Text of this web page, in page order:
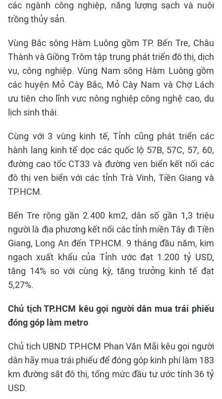
các ngành công nghiệp, năng lượng sạch và nuôi
trồng thủy sản.
Vùng Bắc sông Hàm Luông gồm TP. Bến Tre, Châu
Thành và Giồng Trôm tập trung phát triển đô thị, dịch
vụ, công nghiệp. Vùng Nam sông Hàm Luông gồm
các huyện Mỏ Cày Bắc, Mỏ Cày Nam và Chợ Lách
ưu tiên cho lĩnh vực nông nghiệp công nghệ cao, du
lịch sinh thái.
Cùng với 3 vùng kinh tế, Tỉnh cũng phát triển các
hành lang kinh tế dọc các quốc lộ 57B, 57C, 57, 60,
đường cao tốc CT33 và đường ven biển kết nối các
đô thị ven biển với các tỉnh Trà Vinh, Tiền Giang và
TP.HCM.
Bến Tre rộng gần 2.400 km2, dân số gần 1,3 triệu
người là địa phương kết nối các tỉnh miền Tây đi Tiền
Giang, Long An đến TP.HCM. 9 tháng đầu năm, kim
ngạch xuất khẩu của Tỉnh ước đạt 1.200 tỷ USD,
tăng 14% so với cùng kỳ, tăng trưởng kinh tế đạt
5,27%.
Chủ tịch TP.HCM kêu gọi người dân mua trái phiếu
đóng góp làm metro
Chủ tịch UBND TP.HCM Phan Văn Mãi kêu gọi người
dân hãy mua trái phiếu để đóng góp kinh phí làm 183
km đường sắt đô thị, tổng mức đầu tư ước tính 36 tỷ
USD.